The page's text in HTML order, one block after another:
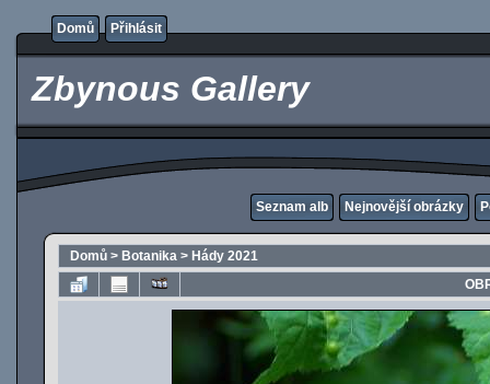
Domů Přihlásit
Zbynous Gallery
Seznam alb Nejnovější obrázky
Domů > Botanika > Hády 2021